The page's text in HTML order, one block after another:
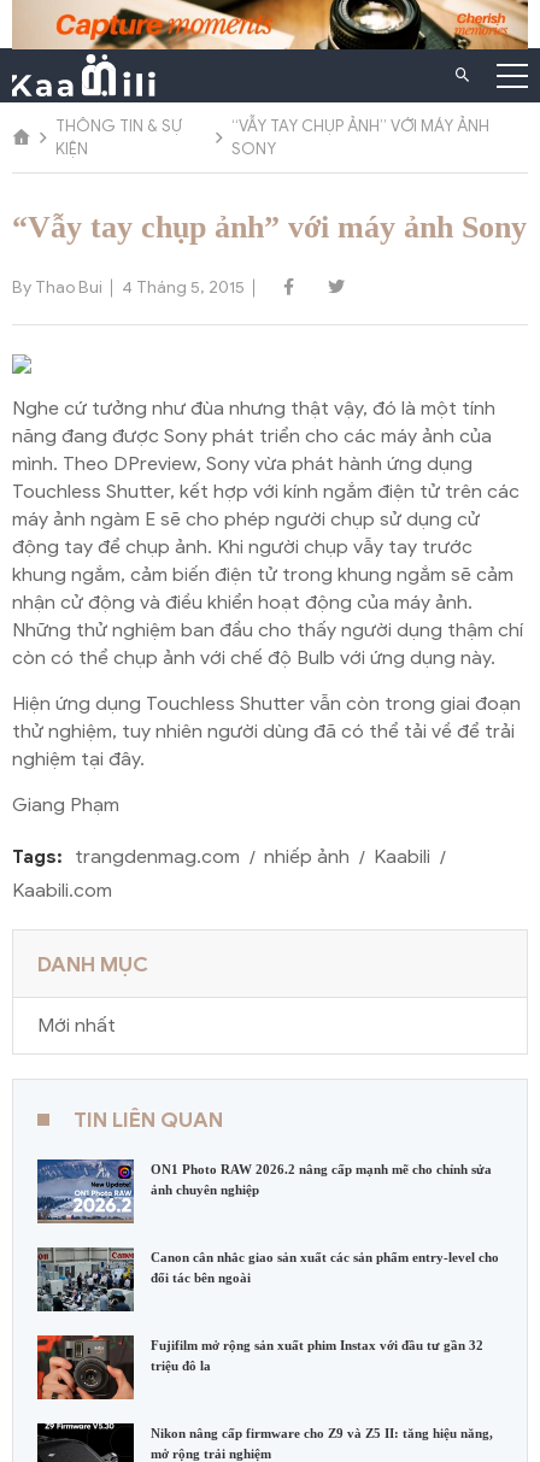
Chuyển
dung
THÔNG TIN & SỰ
KIỆN
“VẪY TAY CHỤP ẢNH” VỚI MÁY ẢNH
SONY
“Vẫy tay chụp ảnh” với máy ảnh Sony
By Thao Bui 4 Tháng 5, 2015
Nghe cứ tưởng như đùa nhưng thật vậy, đó là một tính
năng đang được Sony phát triển cho các máy ảnh của
mình. Theo DPreview, Sony vừa phát hành ứng dụng
Touchless Shutter, kết hợp với kính ngắm điện tử trên các
máy ảnh ngàm E sẽ cho phép người chụp sử dụng cử
động tay để chụp ảnh. Khi người chụp vẫy tay trước
khung ngắm, cảm biến điện tử trong khung ngắm sẽ cảm
nhận cử động và điều khiển hoạt động của máy ảnh.
Những thử nghiệm ban đầu cho thấy người dụng thậm chí
còn có thể chụp ảnh với chế độ Bulb với ứng dụng này.
Hiện ứng dụng Touchless Shutter vẫn còn trong giai đoạn
thử nghiệm, tuy nhiên người dùng đã có thể tải về để trải
nghiệm tại đây.
Giang Phạm
Tags: trangdenmag.com nhiếp ảnh
Kaabili
Kaabili.com
DANH MỤC
Mới nhất
TIN LIÊN QUAN
ON1 Photo RAW 2026.2 nâng cấp mạnh mẽ cho chỉnh sửa
ảnh chuyên nghiệp
Canon cân nhắc giao sản xuất các sản phẩm entry-level cho
đối tác bên ngoài
Fujifilm mở rộng sản xuất phim Instax với đầu tư gần 32
triệu đô la
Nikon nâng cấp firmware cho Z9 và Z5 II: tăng hiệu năng,
mở rộng trải nghiệm